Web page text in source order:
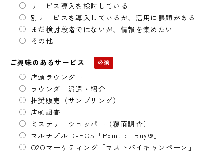
サービス導入を検討している
別サービスを導入しているが、活用に課題がある
まだ検討段階ではないが、情報を集めたい
その他
ご興味のあるサービス
店頭ラウンダー
ラウンダー派遣・紹介
推奨販売（サンプリング）
店頭調査
ミステリーショッパー（覆面調査）
マルチプルID-POS「Point of Buy®」
O2Oマーケティング「マストバイキャンペーン」